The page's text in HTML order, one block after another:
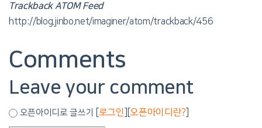
Trackback ATOM Feed
http://blog.jinbo.net/imaginer/atom/trackback/456
Comments
Leave your comment
오픈아이디로 글쓰기 로그인 ][오픈아이디란?